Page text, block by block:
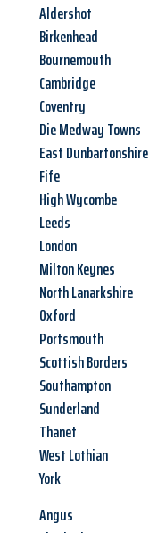
Aldershot
Birkenhead
Bournemouth
Cambridge
Coventry
Die Medway Towns
East Dunbartonshire
Fife
High Wycombe
Leeds
London
Milton Keynes
North Lanarkshire
Oxford
Portsmouth
Scottish Borders
Southampton
Sunderland
Thanet
West Lothian
York
Angus